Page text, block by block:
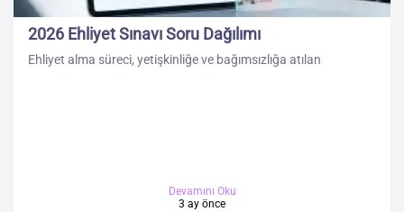
2026 Ehliyet Sınavı Soru Dağılımı
Ehliyet alma süreci, yetişkinliğe ve bağımsızlığa atılan
Devamını Oku
3 ay önce